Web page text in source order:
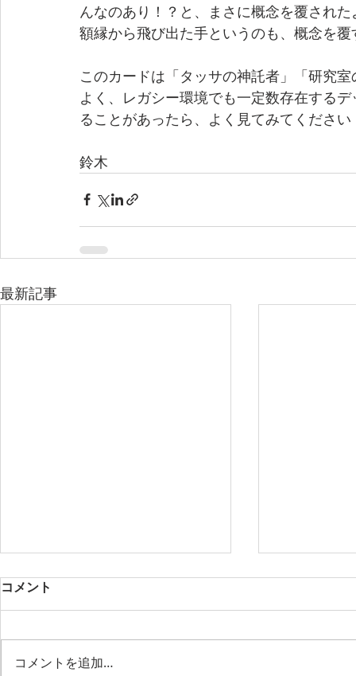
んなのあり！？と、まさに概念を覆され
額縁から飛び出た手というのも、概念を
このカードは「タッサの神託者」「研究
よく、レガシー環境でも一定数存在する
ることがあったら、よく見てみてください
鈴木
最新記事
コメント
コメントを追加…